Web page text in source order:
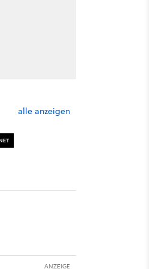
alle anzeigen
ANZEIGE